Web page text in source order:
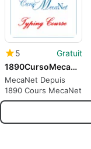
5
Gratuit
1890CursoMecaNet.CursoMecaNet.FS
MecaNet Depuis
1890 Cours MecaNet